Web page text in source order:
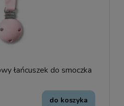
łańcuszek do smoczka
do koszyka